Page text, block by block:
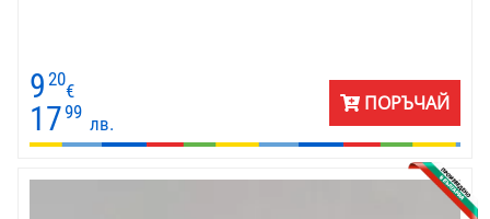
9 20
€
1799
лв.
ПОРЪЧАЙ